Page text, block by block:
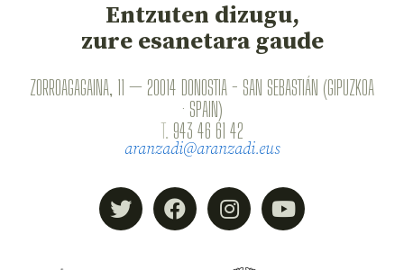
Entzuten dizugu,
zure esanetara gaude
ZORROAGAGAINA, 11 — 20014 DONOSTIA - SAN SEBASTIÁN (GIPUZKOA
· SPAIN)
T. 943 46 61 42
aranzadi@aranzadi.eus